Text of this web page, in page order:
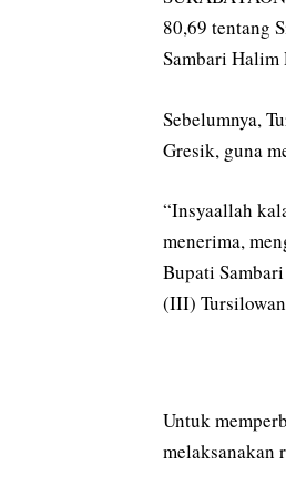
80,69 tentang
Sambari Halim
Sebelumnya,
Gresik, guna
“Insyaallah
menerima,
Bupati
(III)
Untuk
melaksanakan